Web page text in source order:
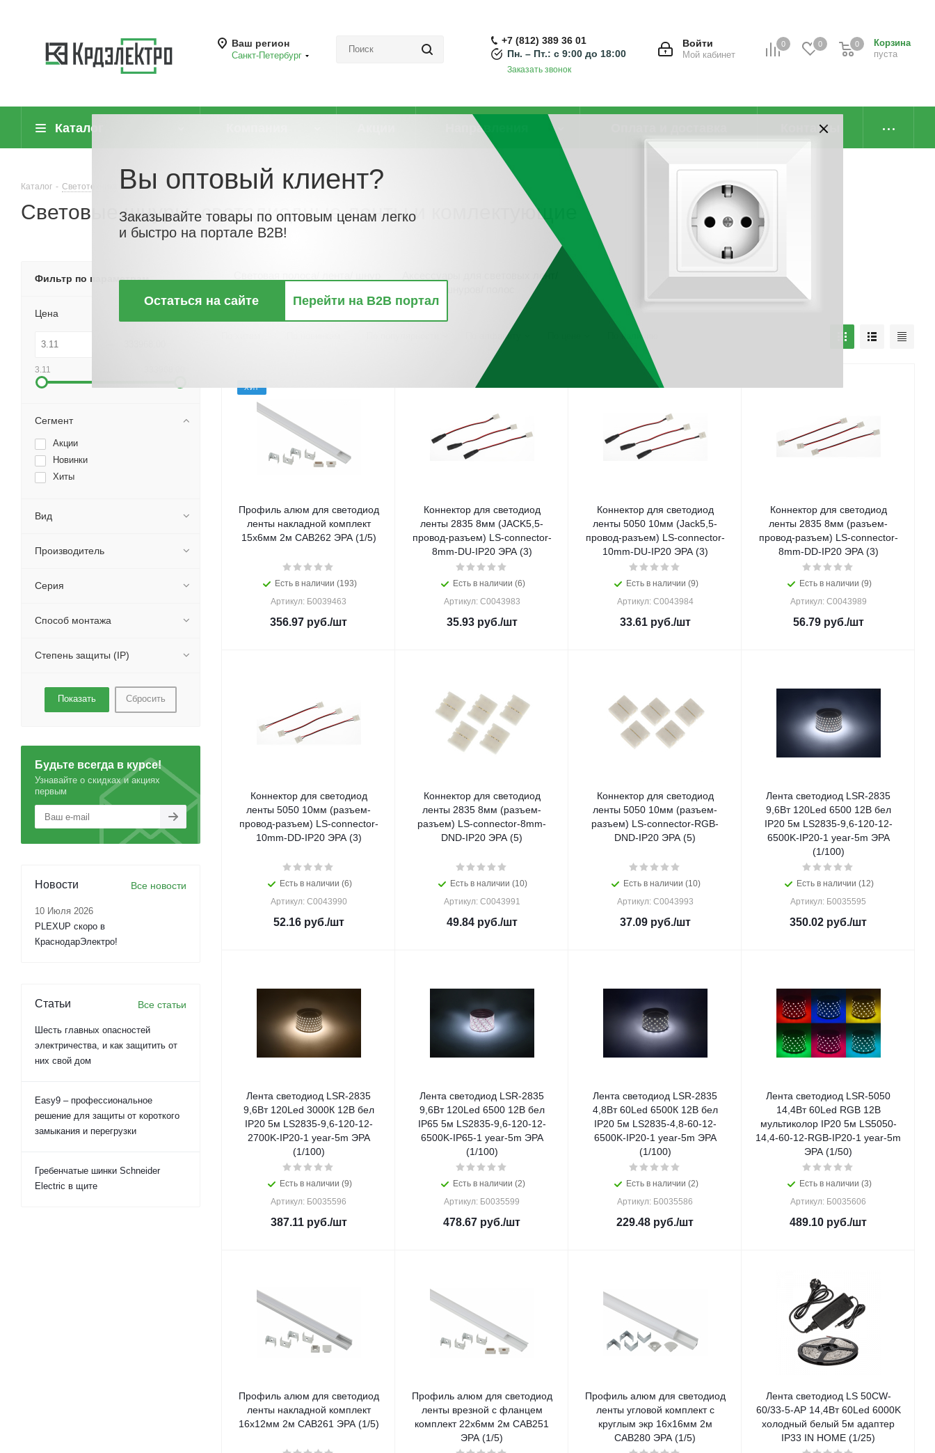
Ваш регион
Санкт-Петербург
0 0
Корзина
пуста
0
Войти
Мой кабинет
+7 (812) 389 36 01
Пн. – Пт.: с 9:00 до 18:00
Заказать звонок
Каталог Направления Контакты
Каталог - Светотехника - Световые шнуры, светодиодные ленты и комлектующие
Световые шнуры, светодиодные ленты и комлектующие
Аксессуары для световых лент/
По алфавиту По наличию
ХИТ
Профиль алюм для светодиод
ленты накладной комплект
15х6мм 2м CAB262 ЭРА (1/5)
Есть в наличии (193)
Артикул: Б0039463
356.97 руб./шт
Коннектор для светодиод
ленты 2835 8мм (JACK5,5-
провод-разъем) LS-connector-
8mm-DU-IP20 ЭРА (3)
Есть в наличии (6)
Артикул: C0043983
35.93руб./шт
Коннектор для светодиод
ленты 5050 10мм (Jack5,5-
провод-разъем) LS-connector-
10mm-DU-IP20 ЭРА (3)
Есть в наличии (9)
Артикул: C0043984
33.61руб./шт
Коннектор для светодиод
ленты 2835 8мм (разъем-
провод-разъем) LS-connector-
8mm-DD-IP20 ЭРА (3)
Есть в наличии (9)
Артикул: C0043989
56.79руб./шт
Коннектор для светодиод
ленты 5050 10мм (разъем-
провод-разъем) LS-connector-
10mm-DD-IP20 ЭРА (3)
Есть в наличии (6)
Артикул: C0043990
52.16руб./шт
Коннектор для светодиод
ленты 2835 8мм (разъем-
разъем) LS-connector-8mm-
DND-IP20 ЭРА (5)
Есть в наличии (10)
Артикул: C0043991
49.84руб./шт
Коннектор для светодиод
ленты 5050 10мм (разъем-
разъем) LS-connector-RGB-
DND-IP20 ЭРА (5)
Есть в наличии (10)
Артикул: C0043993
37.09руб./шт
Лента светодиод LSR-2835
9,6Вт 120Led 6500 12В бел
IP20 5м LS2835-9,6-120-12-
6500K-IP20-1 year-5m ЭРА
(1/100)
Есть в наличии (12)
Артикул: Б0035595
350.02 руб./шт
Лента светодиод LSR-2835
9,6Вт 120Led 3000К 12В бел
IP20 5м LS2835-9,6-120-12-
2700K-IP20-1 year-5m ЭРА
(1/100)
Есть в наличии (9)
Артикул: Б0035596
387.11руб./шт
Лента светодиод LSR-2835
9,6Вт 120Led 6500 12В бел
IP65 5м LS2835-9,6-120-12-
6500K-IP65-1 year-5m ЭРА
(1/100)
Есть в наличии (2)
Артикул: Б0035599
478.67 руб./шт
Лента светодиод LSR-2835
4,8Вт 60Led 6500К 12В бел
IP20 5м LS2835-4,8-60-12-
6500K-IP20-1 year-5m ЭРА
(1/100)
Есть в наличии (2)
Артикул: Б0035586
229.48 руб./шт
Лента светодиод LSR-5050
14,4Вт 60Led RGB 12В
мультиколор IP20 5м LS5050-
14,4-60-12-RGB-IP20-1 year-5m
ЭРА (1/50)
Есть в наличии (3)
Артикул: Б0035606
489.10 руб./шт
Профиль алюм для светодиод
ленты накладной комплект
16х12мм 2м CAB261 ЭРА (1/5)
Профиль алюм для светодиод
ленты врезной с фланцем
комплект 22х6мм 2м CAB251
ЭРА (1/5)
Профиль алюм для светодиод
ленты угловой комплект с
круглым экр 16х16мм 2м
CAB280 ЭРА (1/5)
Лента светодиод LS 50СW-
60/33-5-AP 14,4Вт 60Led 6000K
холодный белый 5м адаптер
IP33 IN HOME (1/25)
Фильтр по параметрам
Цена
3.11
Сегмент
Акции
Новинки
Хиты
Вид
Производитель
Серия
Способ монтажа
Степень защиты (IP)
Сбросить
Будьте всегда в курсе!
Узнавайте о скидках и акциях
первым
Новости Все новости
10 Июля 2026
PLEXUP скоро в
КраснодарЭлектро!
Статьи Все статьи
Шесть главных опасностей
электричества, и как защитить от
них свой дом
Easy9 – профессиональное
решение для защиты от короткого
замыкания и перегрузки
Гребенчатые шинки Schneider
Electric в щите
Вы оптовый клиент?
Заказывайте товары по оптовым ценам легко
и быстро на портале B2B!
Остаться на сайте Перейти на B2B портал